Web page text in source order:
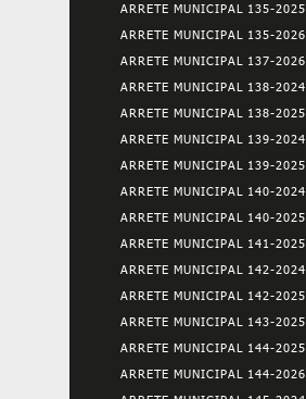
ARRETE MUNICIPAL 135-2025
ARRETE MUNICIPAL 135-2026
ARRETE MUNICIPAL 137-2026
ARRETE MUNICIPAL 138-2024
ARRETE MUNICIPAL 138-2025
ARRETE MUNICIPAL 139-2024
ARRETE MUNICIPAL 139-2025
ARRETE MUNICIPAL 140-2024
ARRETE MUNICIPAL 140-2025
ARRETE MUNICIPAL 141-2025
ARRETE MUNICIPAL 142-2024
ARRETE MUNICIPAL 142-2025
ARRETE MUNICIPAL 143-2025
ARRETE MUNICIPAL 144-2025
ARRETE MUNICIPAL 144-2026